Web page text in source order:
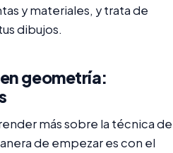
y materiales, y trata de
dibujos.
geometría:
más sobre la técnica de
de empezar es con el